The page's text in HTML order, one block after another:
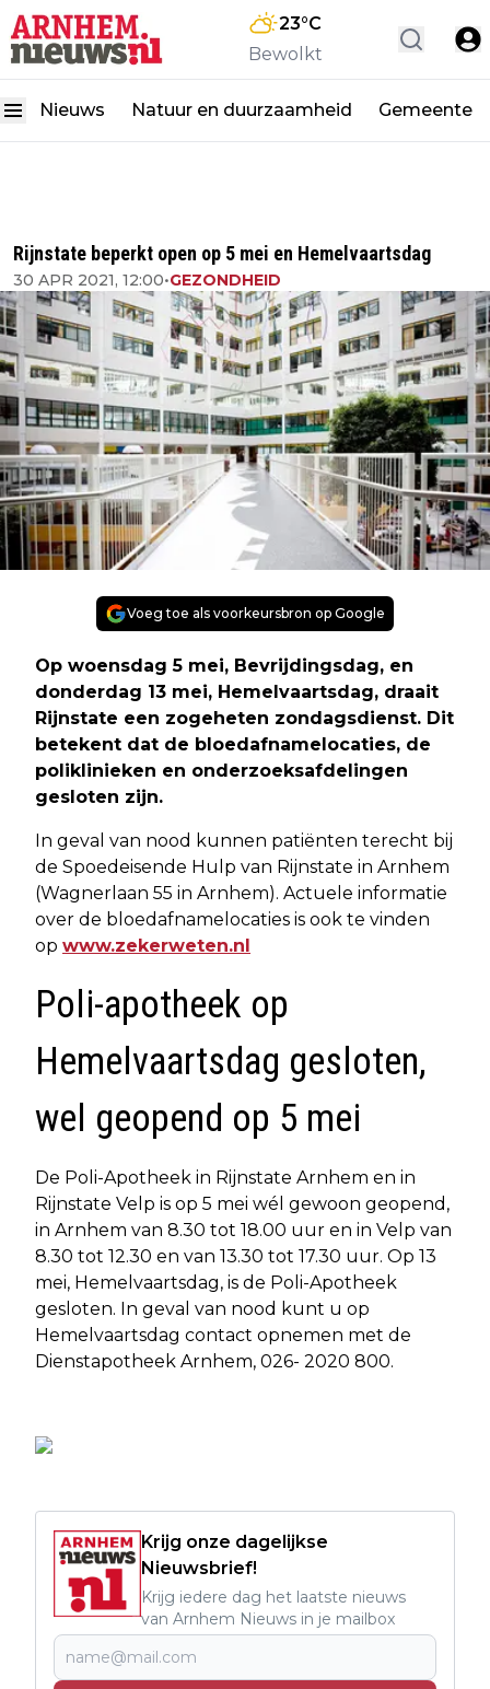
23°C
Bewolkt
Nieuws Natuur en duurzaamheid Gemeente
Rijnstate beperkt open op 5 mei en Hemelvaartsdag
30 APR 2021, 12:00•GEZONDHEID
Voeg toe als voorkeursbron op Google
Op woensdag 5 mei, Bevrijdingsdag, en
donderdag 13 mei, Hemelvaartsdag, draait
Rijnstate een zogeheten zondagsdienst. Dit
betekent dat de bloedafnamelocaties, de
poliklinieken en onderzoeksafdelingen
gesloten zijn.
In geval van nood kunnen patiënten terecht bij
de Spoedeisende Hulp van Rijnstate in Arnhem
(Wagnerlaan 55 in Arnhem). Actuele informatie
over de bloedafnamelocaties is ook te vinden
op www.zekerweten.nl
Poli-apotheek op
Hemelvaartsdag gesloten,
wel geopend op 5 mei
De Poli-Apotheek in Rijnstate Arnhem en in
Rijnstate Velp is op 5 mei wél gewoon geopend,
in Arnhem van 8.30 tot 18.00 uur en in Velp van
8.30 tot 12.30 en van 13.30 tot 17.30 uur. Op 13
mei, Hemelvaartsdag, is de Poli-Apotheek
gesloten. In geval van nood kunt u op
Hemelvaartsdag contact opnemen met de
Dienstapotheek Arnhem, 026- 2020 800.
Krijg onze dagelijkse
Nieuwsbrief!
Krijg iedere dag het laatste nieuws
van Arnhem Nieuws in je mailbox